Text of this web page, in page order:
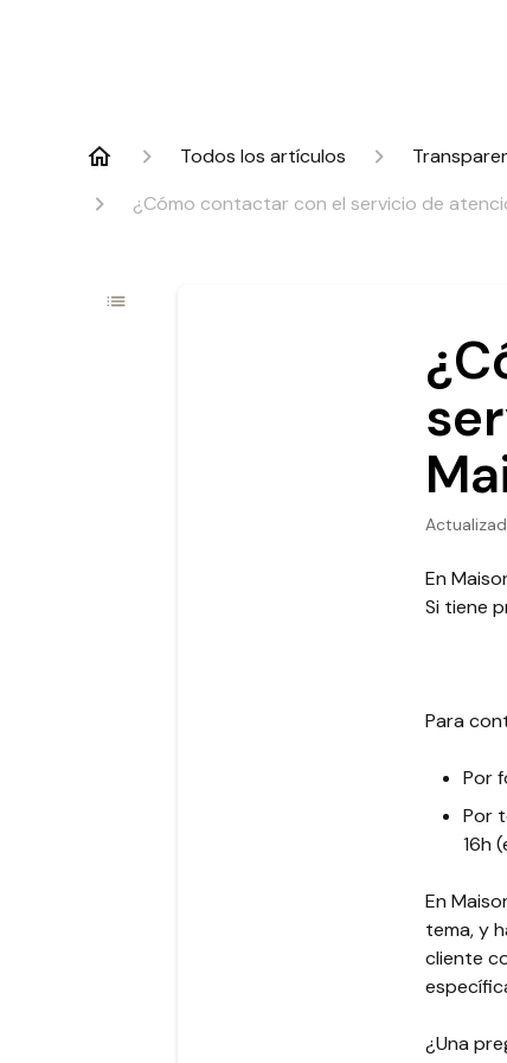
Todos los artículos
¿Cómo contactar con el servicio de
En
Si tiene
Para
Por
Por
16h
En
tema, y
cliente
¿Una